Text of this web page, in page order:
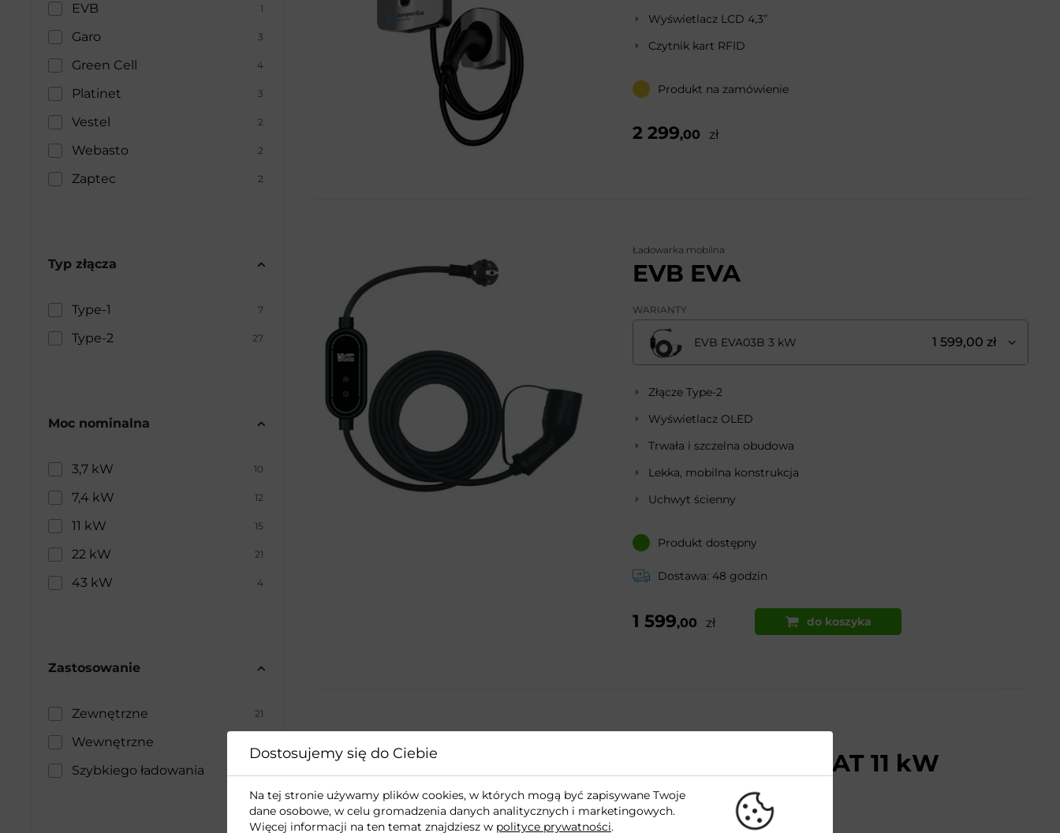
EVB 1
Garo 3
Green Cell 4
Platinet 3
Vestel 2
Webasto 2
Zaptec 2
Typ złącza
Type-1 7
Type-2 27
Moc nominalna
3,7 kW 10
7,4 kW 12
11 kW 15
22 kW 21
43 kW 4
Zastosowanie
Zewnętrzne 21
Wewnętrzne
Szybkiego ładowania
Wyświetlacz LCD 4,3”
Czytnik kart RFID
Produkt na zamówienie
2 299,00 zł
Ładowarka mobilna
EVB EVA
WARIANTY
EVB EVA03B 3 kW 1 599,00 zł
Złącze Type-2
Wyświetlacz OLED
Trwała i szczelna obudowa
Lekka, mobilna konstrukcja
Uchwyt ścienny
Produkt dostępny
Dostawa: 48 godzin
1 599,00 zł do koszyka
Platinet PWB40AT 11 kW
Złącze Type-2
Dostosujemy się do Ciebie
Na tej stronie używamy plików cookies, w których mogą być zapisywane Twoje
dane osobowe, w celu gromadzenia danych analitycznych i marketingowych.
Więcej informacji na ten temat znajdziesz w polityce prywatności.